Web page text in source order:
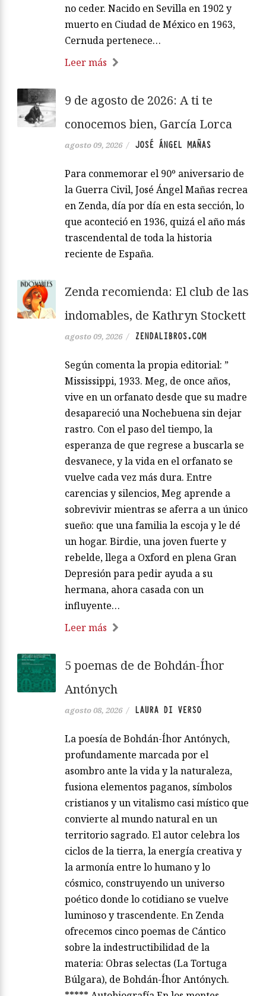
no ceder. Nacido en Sevilla en 1902 y
muerto en Ciudad de México en 1963,
Cernuda pertenece…
Leer más
9 de agosto de 2026: A ti te
conocemos bien, García Lorca
agosto 09, 2026 / JOSÉ ÁNGEL MAÑAS
Para conmemorar el 90º aniversario de
la Guerra Civil, José Ángel Mañas recrea
en Zenda, día por día en esta sección, lo
que aconteció en 1936, quizá el año más
trascendental de toda la historia
reciente de España.
Zenda recomienda: El club de las
indomables, de Kathryn Stockett
agosto 09, 2026 / ZENDALIBROS.COM
Según comenta la propia editorial: ”
Mississippi, 1933. Meg, de once años,
vive en un orfanato desde que su madre
desapareció una Nochebuena sin dejar
rastro. Con el paso del tiempo, la
esperanza de que regrese a buscarla se
desvanece, y la vida en el orfanato se
vuelve cada vez más dura. Entre
carencias y silencios, Meg aprende a
sobrevivir mientras se aferra a un único
sueño: que una familia la escoja y le dé
un hogar. Birdie, una joven fuerte y
rebelde, llega a Oxford en plena Gran
Depresión para pedir ayuda a su
hermana, ahora casada con un
influyente…
Leer más
5 poemas de de Bohdán-Íhor
Antónych
agosto 08, 2026 / LAURA DI VERSO
La poesía de Bohdán-Íhor Antónych,
profundamente marcada por el
asombro ante la vida y la naturaleza,
fusiona elementos paganos, símbolos
cristianos y un vitalismo casi místico que
convierte al mundo natural en un
territorio sagrado. El autor celebra los
ciclos de la tierra, la energía creativa y
la armonía entre lo humano y lo
cósmico, construyendo un universo
poético donde lo cotidiano se vuelve
luminoso y trascendente. En Zenda
ofrecemos cinco poemas de Cántico
sobre la indestructibilidad de la
materia: Obras selectas (La Tortuga
Búlgara), de Bohdán-Íhor Antónych.